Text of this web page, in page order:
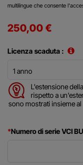
multilingue che consente
250,00 €
Licenza scaduta :
L'estensione
rispetto a
sono mostrati insieme
*Numero di serie VCI